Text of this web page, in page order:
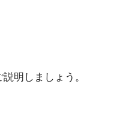
明しましょう。